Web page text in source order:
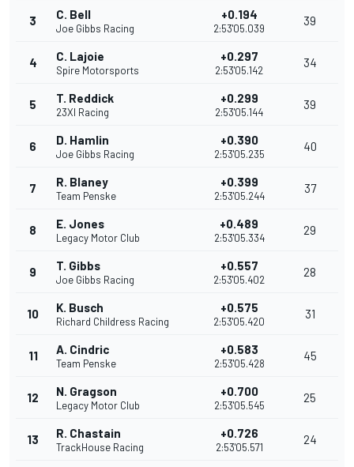
3 C. Bell
Joe Gibbs Racing
+0.194
2:53'05.039
39
4 C. Lajoie
Spire Motorsports
+0.297
2:53'05.142
34
5 T. Reddick
23XI Racing
+0.299
2:53'05.144
39
6 D. Hamlin
Joe Gibbs Racing
+0.390
2:53'05.235
40
7 R. Blaney
Team Penske
+0.399
2:53'05.244
37
8 E. Jones
Legacy Motor Club
+0.489
2:53'05.334
29
9 T. Gibbs
Joe Gibbs Racing
+0.557
2:53'05.402
28
10 K. Busch
Richard Childress Racing
+0.575
2:53'05.420
31
11 A. Cindric
Team Penske
+0.583
2:53'05.428
45
12 N. Gragson
Legacy Motor Club
+0.700
2:53'05.545
25
13 R. Chastain
TrackHouse Racing
+0.726
2:53'05.571
24